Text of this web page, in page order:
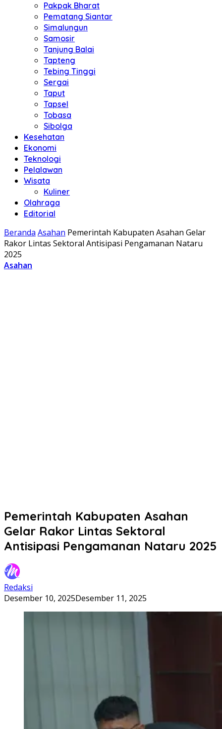
Pakpak Bharat
Pematang Siantar
Simalungun
Samosir
Tanjung Balai
Tapteng
Tebing Tinggi
Sergai
Taput
Tapsel
Tobasa
Sibolga
Kesehatan
Ekonomi
Teknologi
Pelalawan
Wisata
Kuliner
Olahraga
Editorial
Beranda Asahan Pemerintah Kabupaten Asahan Gelar
Rakor Lintas Sektoral Antisipasi Pengamanan Nataru
2025
Asahan
Pemerintah Kabupaten Asahan
Gelar Rakor Lintas Sektoral
Antisipasi Pengamanan Nataru 2025
Redaksi
Desember 10, 2025Desember 11, 2025